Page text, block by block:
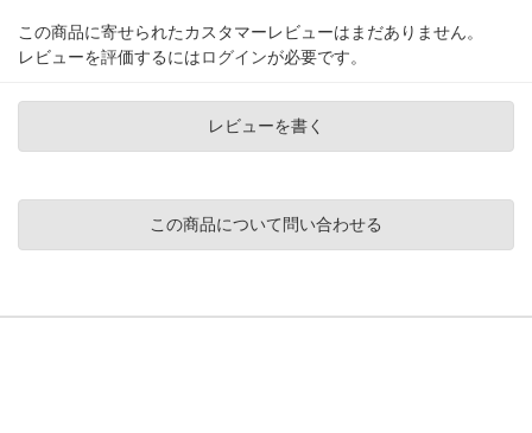
この商品に寄せられたカスタマーレビューはまだありません。
レビューを評価するにはログインが必要です。
レビューを書く
この商品について問い合わせる